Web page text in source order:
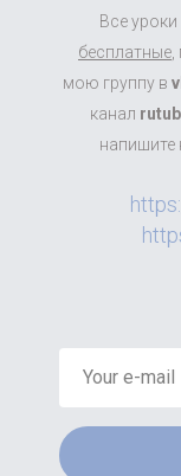
Все
бесплатные
мою группу в
канал
напишите